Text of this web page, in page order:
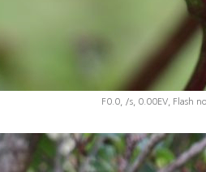
F0.0, /s, 0.00EV, Flash